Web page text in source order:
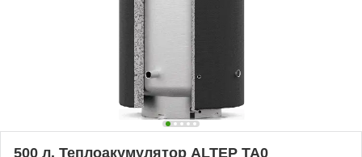
500 л. Теплоакумулятор ALTEP ТА0